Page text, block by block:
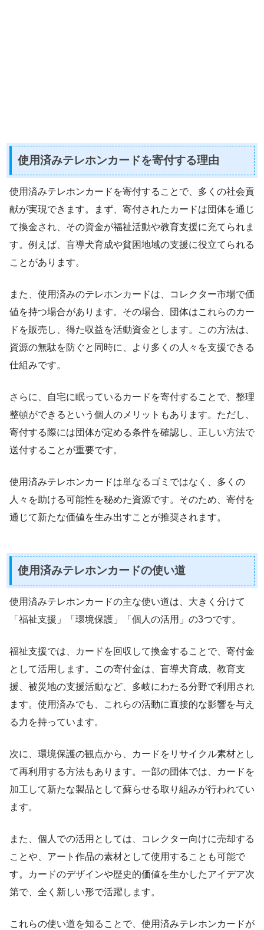
使用済みテレホンカードを寄付する理由
使用済みテレホンカードを寄付することで、多くの社会貢
献が実現できます。まず、寄付されたカードは団体を通じ
て換金され、その資金が福祉活動や教育支援に充てられま
す。例えば、盲導犬育成や貧困地域の支援に役立てられる
ことがあります。
また、使用済みのテレホンカードは、コレクター市場で価
値を持つ場合があります。その場合、団体はこれらのカー
ドを販売し、得た収益を活動資金とします。この方法は、
資源の無駄を防ぐと同時に、より多くの人々を支援できる
仕組みです。
さらに、自宅に眠っているカードを寄付することで、整理
整頓ができるという個人のメリットもあります。ただし、
寄付する際には団体が定める条件を確認し、正しい方法で
送付することが重要です。
使用済みテレホンカードは単なるゴミではなく、多くの
人々を助ける可能性を秘めた資源です。そのため、寄付を
通じて新たな価値を生み出すことが推奨されます。
使用済みテレホンカードの使い道
使用済みテレホンカードの主な使い道は、大きく分けて
「福祉支援」「環境保護」「個人の活用」の3つです。
福祉支援では、カードを回収して換金することで、寄付金
として活用します。この寄付金は、盲導犬育成、教育支
援、被災地の支援活動など、多岐にわたる分野で利用され
ます。使用済みでも、これらの活動に直接的な影響を与え
る力を持っています。
次に、環境保護の観点から、カードをリサイクル素材とし
て再利用する方法もあります。一部の団体では、カードを
加工して新たな製品として蘇らせる取り組みが行われてい
ます。
また、個人での活用としては、コレクター向けに売却する
ことや、アート作品の素材として使用することも可能で
す。カードのデザインや歴史的価値を生かしたアイデア次
第で、全く新しい形で活躍します。
これらの使い道を知ることで、使用済みテレホンカードが